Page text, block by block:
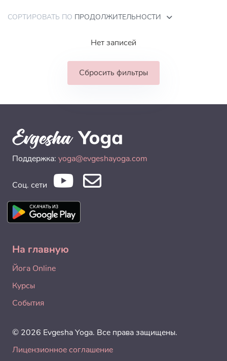
СОРТИРОВАТЬ ПО ПРОДОЛЖИТЕЛЬНОСТИ
Нет записей
Сбросить фильтры
Поддержка: yoga@evgeshayoga.com
Соц. сети
На главную
Йога Online
Курсы
События
© 2026 Evgesha Yoga. Все права защищены.
Лицензионное соглашение